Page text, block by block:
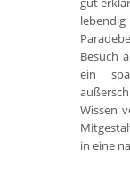
Besuch
ein
Wissen
in eine